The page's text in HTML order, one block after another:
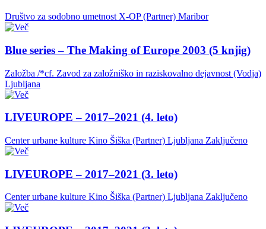
Društvo za sodobno umetnost X-OP (Partner) Maribor
Blue series – The Making of Europe 2003 (5 knjig)
Založba /*cf. Zavod za založniško in raziskovalno dejavnost (Vodja)
Ljubljana
LIVEUROPE – 2017–2021 (4. leto)
Center urbane kulture Kino Šiška (Partner) Ljubljana Zaključeno
LIVEUROPE – 2017–2021 (3. leto)
Center urbane kulture Kino Šiška (Partner) Ljubljana Zaključeno